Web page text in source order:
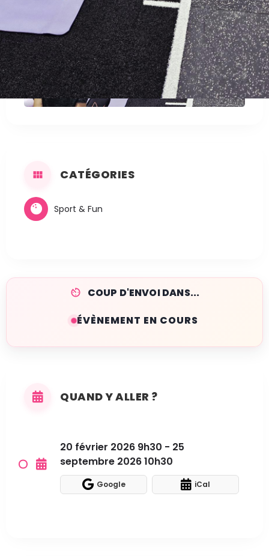
CATÉGORIES
Sport & Fun
COUP D'ENVOI DANS...
ÉVÈNEMENT EN COURS
QUAND Y ALLER ?
20 février 2026 9h30 - 25
septembre 2026 10h30
Google iCal